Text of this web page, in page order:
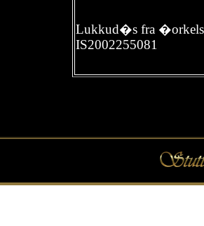
Lukkud�s fra
IS2002255081